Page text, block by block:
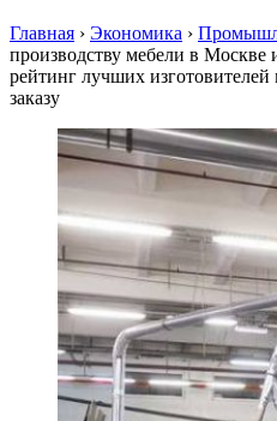
Главная › Экономика ›
производству мебели в
рейтинг лучших
заказу